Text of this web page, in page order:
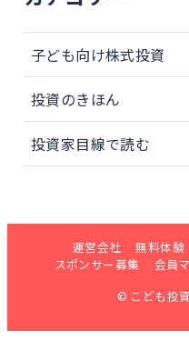
子ども向け株式投資
投資のきほん
投資家目線で読む
運営会社 無料体験
スポンサー募集
会員
© こども投